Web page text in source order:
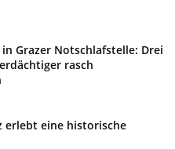
Grazer Notschlafstelle: Drei
rasch
erlebt eine historische